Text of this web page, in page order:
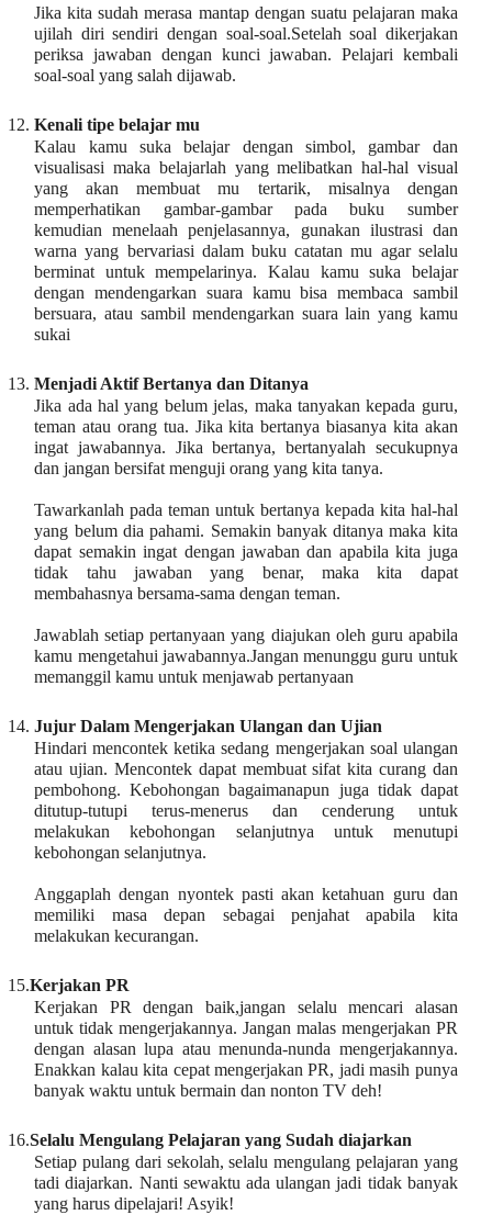
Jika kita sudah merasa mantap dengan suatu pelajaran maka
ujilah diri sendiri dengan soal-soal.Setelah soal dikerjakan
periksa jawaban dengan kunci jawaban. Pelajari kembali
soal-soal yang salah dijawab.
12.Kenali tipe belajar mu
Kalau kamu suka belajar dengan simbol, gambar dan
visualisasi maka belajarlah yang melibatkan hal-hal visual
yang akan membuat mu tertarik, misalnya dengan
memperhatikan gambar-gambar pada buku sumber
kemudian menelaah penjelasannya, gunakan ilustrasi dan
warna yang bervariasi dalam buku catatan mu agar selalu
berminat untuk mempelarinya. Kalau kamu suka belajar
dengan mendengarkan suara kamu bisa membaca sambil
bersuara, atau sambil mendengarkan suara lain yang kamu
sukai
13.Menjadi Aktif Bertanya dan Ditanya
Jika ada hal yang belum jelas, maka tanyakan kepada guru,
teman atau orang tua. Jika kita bertanya biasanya kita akan
ingat jawabannya. Jika bertanya, bertanyalah secukupnya
dan jangan bersifat menguji orang yang kita tanya.
Tawarkanlah pada teman untuk bertanya kepada kita hal-hal
yang belum dia pahami. Semakin banyak ditanya maka kita
dapat semakin ingat dengan jawaban dan apabila kita juga
tidak tahu jawaban yang benar, maka kita dapat
membahasnya bersama-sama dengan teman.
Jawablah setiap pertanyaan yang diajukan oleh guru apabila
kamu mengetahui jawabannya.Jangan menunggu guru untuk
memanggil kamu untuk menjawab pertanyaan
14.Jujur Dalam Mengerjakan Ulangan dan Ujian
Hindari mencontek ketika sedang mengerjakan soal ulangan
atau ujian. Mencontek dapat membuat sifat kita curang dan
pembohong. Kebohongan bagaimanapun juga tidak dapat
ditutup-tutupi terus-menerus dan cenderung untuk
melakukan kebohongan selanjutnya untuk menutupi
kebohongan selanjutnya.
Anggaplah dengan nyontek pasti akan ketahuan guru dan
memiliki masa depan sebagai penjahat apabila kita
melakukan kecurangan.
15.Kerjakan PR
Kerjakan PR dengan baik,jangan selalu mencari alasan
untuk tidak mengerjakannya. Jangan malas mengerjakan PR
dengan alasan lupa atau menunda-nunda mengerjakannya.
Enakkan kalau kita cepat mengerjakan PR, jadi masih punya
banyak waktu untuk bermain dan nonton TV deh!
16.Selalu Mengulang Pelajaran yang Sudah diajarkan
Setiap pulang dari sekolah, selalu mengulang pelajaran yang
tadi diajarkan. Nanti sewaktu ada ulangan jadi tidak banyak
yang harus dipelajari! Asyik!